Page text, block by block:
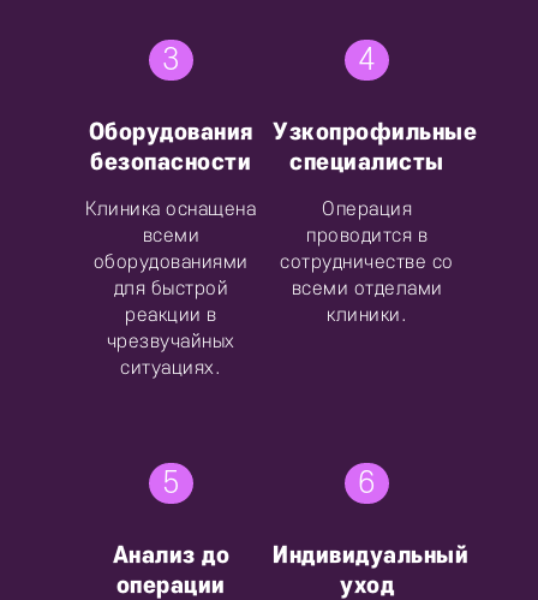
3
Оборудования
безопасности
Клиника оснащена
всеми
оборудованиями
для быстрой
реакции в
чрезвучайных
ситуациях.
4
Узкопрофильные
специалисты
Операция
проводится в
сотрудничестве со
всеми отделами
клиники.
5
Анализ до
операции
6
Индивидуальный
уход